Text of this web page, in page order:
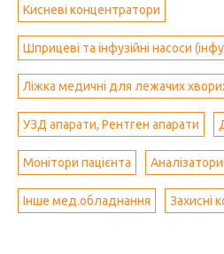
Кисневі концентратори
Шприцеві та інфузійні насоси
Ліжка медичні для лежачих
УЗД апарати, Рентген апарати
Монітори пацієнта Аналізатори
Інше мед.обладнання Захисні